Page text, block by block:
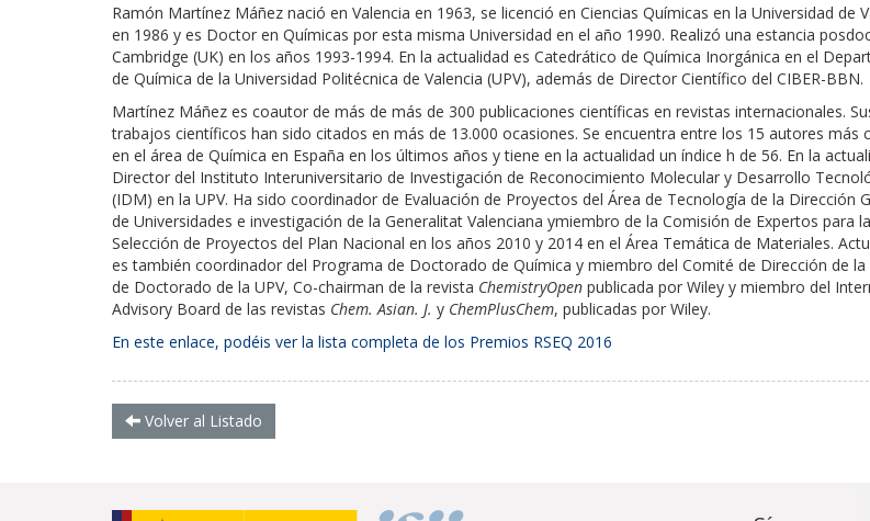
Ramón Martínez Máñez nació en Valencia en 1963, se licenció en Ciencias Químicas en la Universidad de
en 1986 y es Doctor en Químicas por esta misma Universidad en el año 1990. Realizó una estancia
Cambridge (UK) en los años 1993-1994. En la actualidad es Catedrático de Química Inorgánica en el
de Química de la Universidad Politécnica de Valencia (UPV), además de Director Científico del CIBER-BBN.
Martínez Máñez es coautor de más de más de 300 publicaciones científicas en revistas internacionales.
trabajos científicos han sido citados en más de 13.000 ocasiones. Se encuentra entre los 15 autores más
en el área de Química en España en los últimos años y tiene en la actualidad un índice h de 56. En la
Director del Instituto Interuniversitario de Investigación de Reconocimiento Molecular y Desarrollo
(IDM) en la UPV. Ha sido coordinador de Evaluación de Proyectos del Área de Tecnología de la Dirección
de Universidades e investigación de la Generalitat Valenciana ymiembro de la Comisión de Expertos para la
Selección de Proyectos del Plan Nacional en los años 2010 y 2014 en el Área Temática de Materiales.
es también coordinador del Programa de Doctorado de Química y miembro del Comité de Dirección de la
de Doctorado de la UPV, Co-chairman de la revista ChemistryOpen publicada por Wiley y miembro del
Advisory Board de las revistas Chem. Asian. J. y ChemPlusChem, publicadas por Wiley.
En este enlace, podéis ver la lista completa de los Premios RSEQ 2016
Volver al Listado